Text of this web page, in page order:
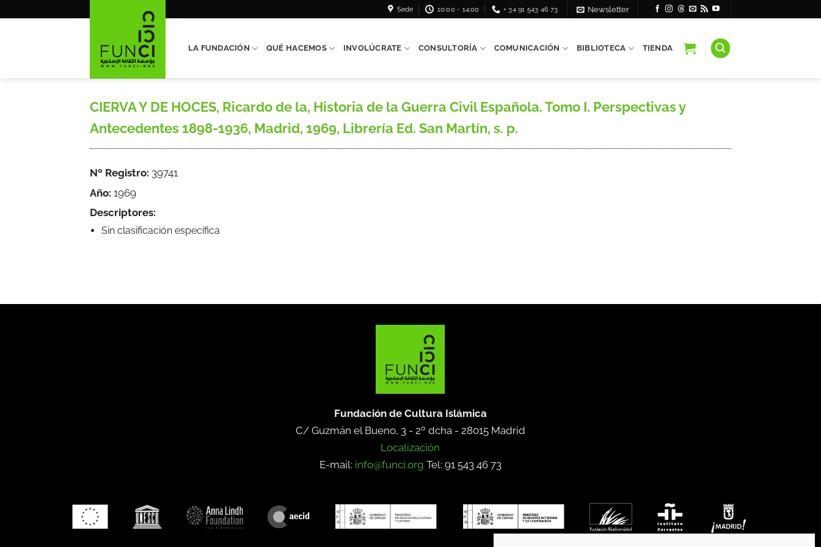
Sede 10:00 - 14:00 + 34 91 543 46 73 Newsletter
LA FUNDACIÓN QUÉ HACEMOS INVOLÚCRATE CONSULTORÍA COMUNICACIÓN BIBLIOTECA TIENDA
CIERVA Y DE HOCES, Ricardo de la, Historia de la Guerra Civil Española. Tomo I. Perspectivas y
Antecedentes 1898-1936, Madrid, 1969, Librería Ed. San Martín, s. p.
Nº Registro: 39741
Año: 1969
Descriptores:
Sin clasificación específica
Fundación de Cultura Islámica
C/ Guzmán el Bueno, 3 - 2º dcha - 28015 Madrid
Localización
E-mail: info@funci.org Tel: 91 543 46 73